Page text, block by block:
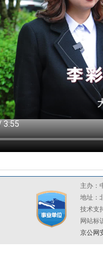
主办：
地址：
技术支
网站标
京公网